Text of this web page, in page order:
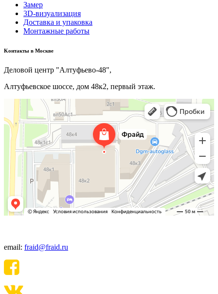
Замер
3D-визуализация
Доставка и упаковка
Монтажные работы
Kонтакты в Москве
Деловой центр "Алтуфьево-48",
Алтуфьевское шоссе, дом 48к2, первый этаж.
email: fraid@fraid.ru